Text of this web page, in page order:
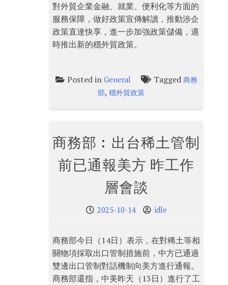
對外貿企業金融、就業、便利化等方面的
服務保障，做好政策宣傳解讀，推動涉企
政策直達快享，進一步加強政策儲備，適
時推出新的穩外貿政策。
Posted in General Tagged 商務
部,穩外貿政策
商務部︰出台稀土管制
前已通報美方 昨工作
層會談
2025-10-14 idle
商務部今日（14日）表示，在對稀土等相
關物項採取出口管制措施前，中方已通過
雙邊出口管制對話機制向美方進行通報。
商務部還指，中美昨天（13日）進行了工